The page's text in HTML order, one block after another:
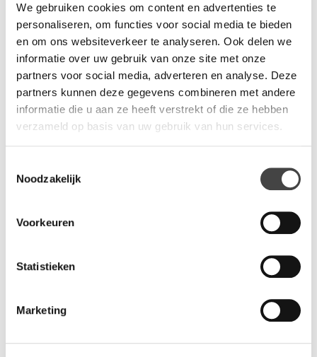
We gebruiken cookies om content en advertenties te
personaliseren, om functies voor social media te bieden
en om ons websiteverkeer te analyseren. Ook delen we
informatie over uw gebruik van onze site met onze
partners voor social media, adverteren en analyse. Deze
partners kunnen deze gegevens combineren met andere
informatie die u aan ze heeft verstrekt of die ze hebben
verzameld op basis van uw gebruik van hun services.
Noodzakelijk
Voorkeuren
Statistieken
Marketing
kleur en afwerking. De vriendelijke en creatieve uitstraling van
het meubel bevordert sociale interactie en samenwerking.
Vragen?
Wij staan u graag te woord via de telefoon.
073-8000266